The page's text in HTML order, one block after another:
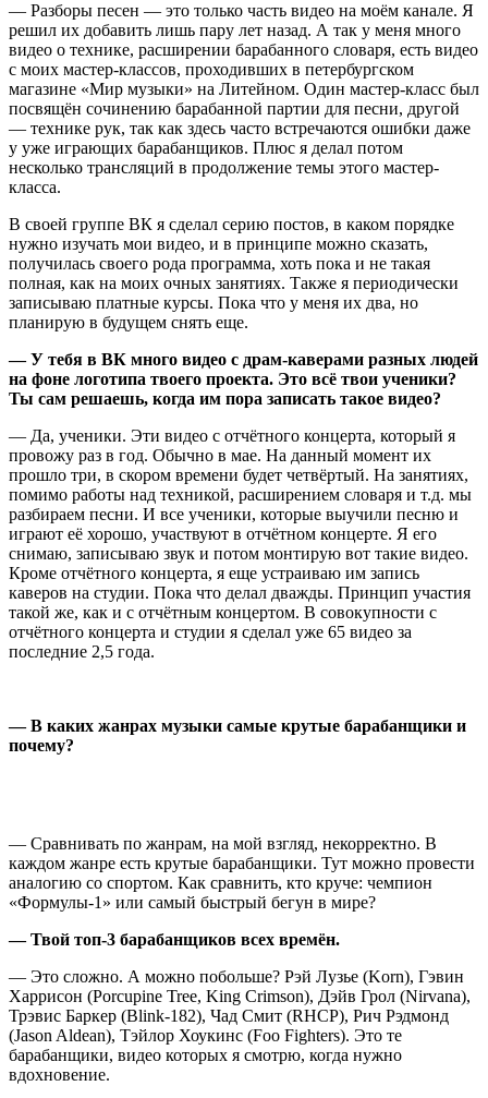
— Разборы песен — это только часть видео на моём канале. Я
решил их добавить лишь пару лет назад. А так у меня много
видео о технике, расширении барабанного словаря, есть видео
с моих мастер-классов, проходивших в петербургском
магазине «Мир музыки» на Литейном. Один мастер-класс был
посвящён сочинению барабанной партии для песни, другой
— технике рук, так как здесь часто встречаются ошибки даже
у уже играющих барабанщиков. Плюс я делал потом
несколько трансляций в продолжение темы этого мастер-
класса.
В своей группе ВК я сделал серию постов, в каком порядке
нужно изучать мои видео, и в принципе можно сказать,
получилась своего рода программа, хоть пока и не такая
полная, как на моих очных занятиях. Также я периодически
записываю платные курсы. Пока что у меня их два, но
планирую в будущем снять еще.
— У тебя в ВК много видео с драм-каверами разных людей
на фоне логотипа твоего проекта. Это всё твои ученики?
Ты сам решаешь, когда им пора записать такое видео?
— Да, ученики. Эти видео с отчётного концерта, который я
провожу раз в год. Обычно в мае. На данный момент их
прошло три, в скором времени будет четвёртый. На занятиях,
помимо работы над техникой, расширением словаря и т.д. мы
разбираем песни. И все ученики, которые выучили песню и
играют её хорошо, участвуют в отчётном концерте. Я его
снимаю, записываю звук и потом монтирую вот такие видео.
Кроме отчётного концерта, я еще устраиваю им запись
каверов на студии. Пока что делал дважды. Принцип участия
такой же, как и с отчётным концертом. В совокупности с
отчётного концерта и студии я сделал уже 65 видео за
последние 2,5 года.
—В каких жанрах музыки самые крутые барабанщики и
почему?
— Сравнивать по жанрам, на мой взгляд, некорректно. В
каждом жанре есть крутые барабанщики. Тут можно провести
аналогию со спортом. Как сравнить, кто круче: чемпион
«Формулы-1» или самый быстрый бегун в мире?
— Твой топ-3 барабанщиков всех времён.
— Это сложно. А можно побольше? Рэй Лузье (Korn), Гэвин
Харрисон (Porcupine Tree, King Crimson), Дэйв Грол (Nirvana),
Трэвис Баркер (Blink-182), Чад Смит (RHCP), Рич Рэдмонд
(Jason Aldean), Тэйлор Хоукинс (Foo Fighters). Это те
барабанщики, видео которых я смотрю, когда нужно
вдохновение.